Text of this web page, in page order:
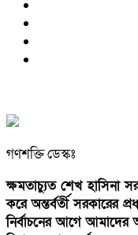
গণশক্তি ডেস্কঃ
ক্ষমতাচ্যুত শেখ হাসিনা
করে অন্তর্বর্তী সরকারের
নির্বাচনের আগে আমাদের